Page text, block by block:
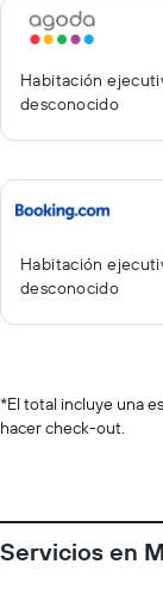
Habitación
desconocido
Habitación
desconocido
*El total incluye una
hacer check-out.
Servicios en